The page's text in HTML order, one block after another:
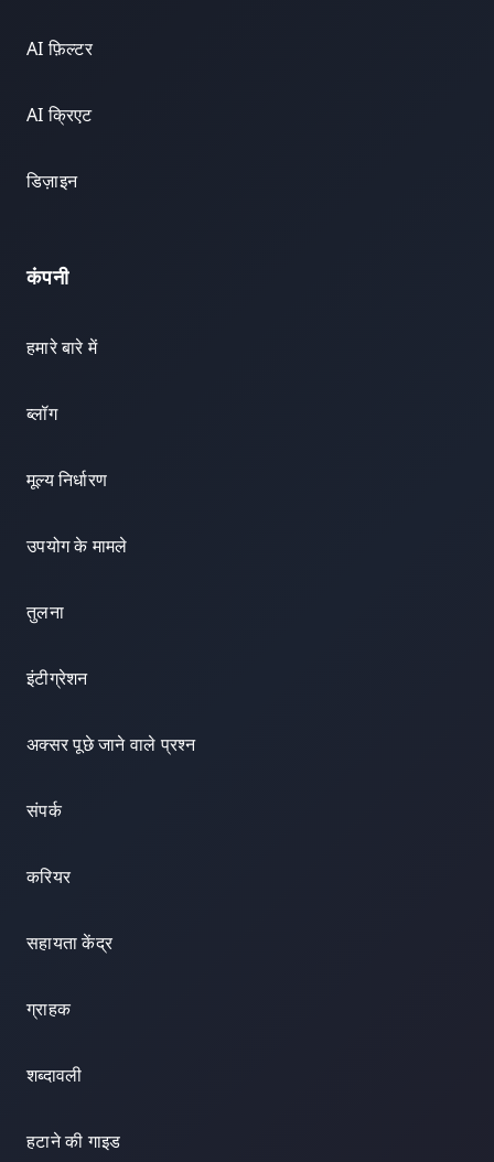
AI फ़िल्टर
AI क्रिएट
डिज़ाइन
कंपनी
हमारे बारे में
ब्लॉग
मूल्य निर्धारण
उपयोग के मामले
तुलना
इंटीग्रेशन
अक्सर पूछे जाने वाले प्रश्न
संपर्क
करियर
सहायता केंद्र
ग्राहक
शब्दावली
हटाने की गाइड